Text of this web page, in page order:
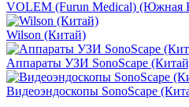
VOLEM (Furun Medical) (Южная
Wilson (Китай)
Аппараты УЗИ SonoScape
Видеоэндоскопы SonoScape